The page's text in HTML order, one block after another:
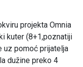
projekta Omnia
kuter (8+1,poznatiji
uz pomoć prijatelja
dužine preko 4